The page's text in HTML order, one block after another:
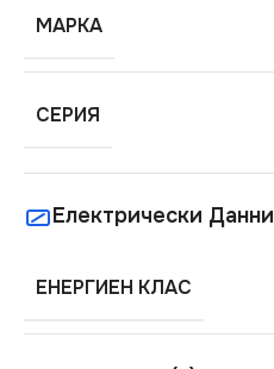
МАРКА
СЕРИЯ
Електрически Данни
ЕНЕРГИЕН КЛАС